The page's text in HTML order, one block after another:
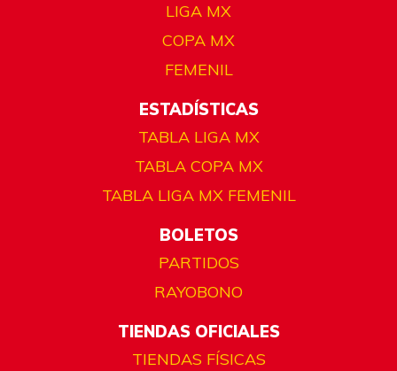
LIGA MX
COPA MX
FEMENIL
ESTADÍSTICAS
TABLA LIGA MX
TABLA COPA MX
TABLA LIGA MX FEMENIL
BOLETOS
PARTIDOS
RAYOBONO
TIENDAS OFICIALES
TIENDAS FÍSICAS